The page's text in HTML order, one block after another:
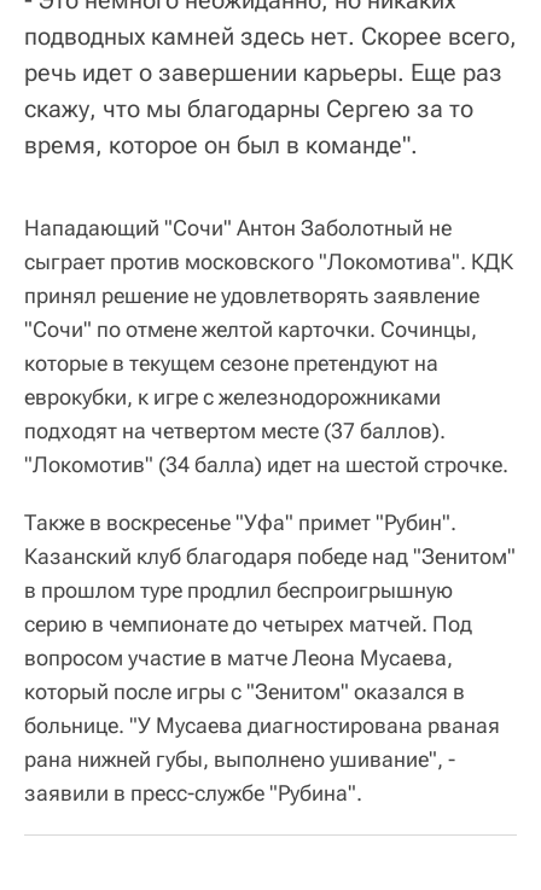
подводных камней здесь нет. Скорее всего,
речь идет о завершении карьеры. Еще раз
скажу, что мы благодарны Сергею за то
время, которое он был в команде".
Нападающий "Сочи" Антон Заболотный не
сыграет против московского "Локомотива". КДК
принял решение не удовлетворять заявление
"Сочи" по отмене желтой карточки. Сочинцы,
которые в текущем сезоне претендуют на
еврокубки, к игре с железнодорожниками
подходят на четвертом месте (37 баллов).
"Локомотив" (34 балла) идет на шестой строчке.
Также в воскресенье "Уфа" примет "Рубин".
Казанский клуб благодаря победе над "Зенитом"
в прошлом туре продлил беспроигрышную
серию в чемпионате до четырех матчей. Под
вопросом участие в матче Леона Мусаева,
который после игры с "Зенитом" оказался в
больнице. "У Мусаева диагностирована рваная
рана нижней губы, выполнено ушивание", -
заявили в пресс-службе "Рубина".